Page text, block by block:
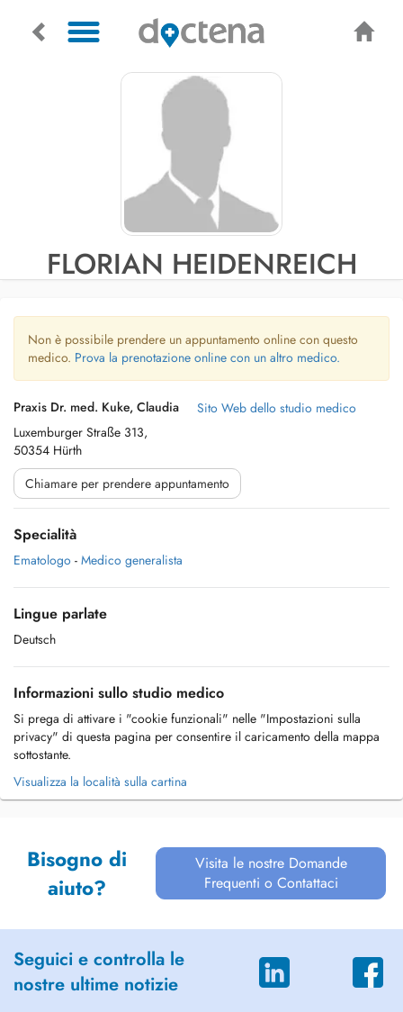
FLORIAN HEIDENREICH
Non è possibile prendere un appuntamento online con questo
medico. Prova la prenotazione online con un altro medico.
Praxis Dr. med. Kuke, Claudia
Luxemburger Straße 313,
50354 Hürth
Sito Web dello studio medico
Chiamare per prendere appuntamento
Specialità
Ematologo - Medico generalista
Lingue parlate
Deutsch
Informazioni sullo studio medico
Si prega di attivare i "cookie funzionali" nelle "Impostazioni sulla
privacy" di questa pagina per consentire il caricamento della mappa
sottostante.
Visualizza la località sulla cartina
Bisogno di
aiuto?
Visita le nostre Domande
Frequenti o Contattaci
Seguici e controlla le
nostre ultime notizie